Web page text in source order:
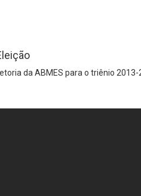
da ABMES para o triênio